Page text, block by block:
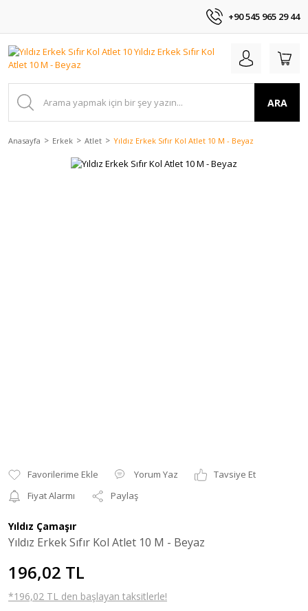
+90 545 965 29 44
ARA
Anasayfa Erkek Atlet Yıldız Erkek Sıfır Kol Atlet 10 M - Beyaz
Yorum Yaz
Tavsiye Et
Fiyat Alarmı
Paylaş
Yıldız Çamaşır
Yıldız Erkek Sıfır Kol Atlet 10 M - Beyaz
196,02 TL
*196,02 TL den başlayan taksitlerle!